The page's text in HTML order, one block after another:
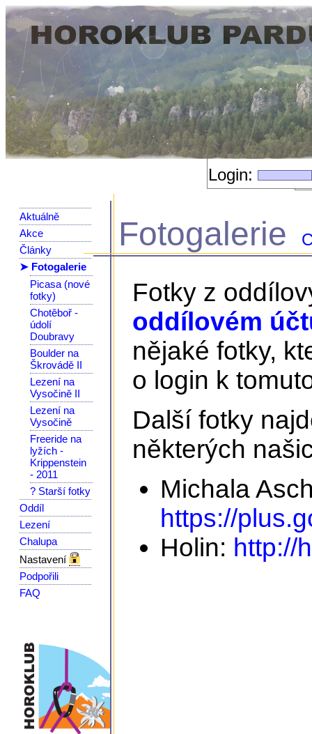
Login:
Aktuálně
Akce
Články
➤ Fotogalerie
Picasa (nové
fotky)
Chotěboř -
údolí
Doubravy
Boulder na
Škrovádě II
Lezení na
Vysočině II
Lezení na
Vysočině
Freeride na
lyžích -
Krippenstein
- 2011
? Starší fotky
Oddíl
Lezení
Chalupa
Nastavení
Podpořili
FAQ
Fotogalerie
Fotky z
oddílovém
nějaké fotky,
o login k
Další fotky
některých
Michala
https://
Holin: http://